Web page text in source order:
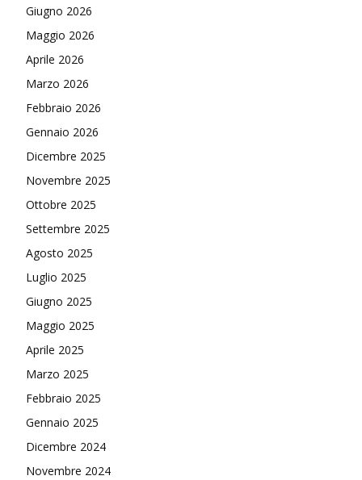
Giugno 2026
Maggio 2026
Aprile 2026
Marzo 2026
Febbraio 2026
Gennaio 2026
Dicembre 2025
Novembre 2025
Ottobre 2025
Settembre 2025
Agosto 2025
Luglio 2025
Giugno 2025
Maggio 2025
Aprile 2025
Marzo 2025
Febbraio 2025
Gennaio 2025
Dicembre 2024
Novembre 2024